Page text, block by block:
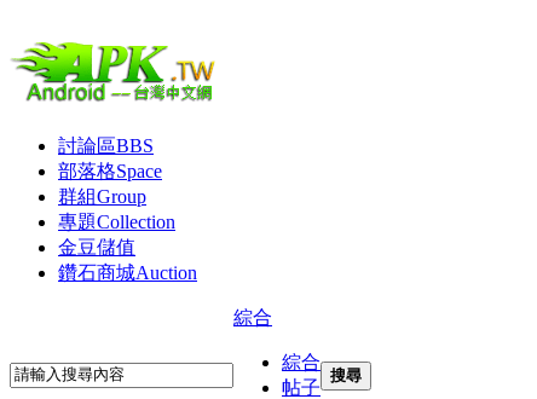
討論區BBS
部落格Space
群組Group
專題Collection
金豆儲值
鑽石商城Auction
綜合
綜合
帖子
搜尋